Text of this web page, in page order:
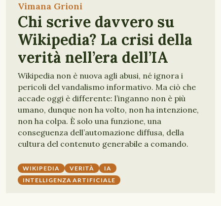
Vimana Grioni
Chi scrive davvero su
Wikipedia? La crisi della
verità nell’era dell’IA
Wikipedia non è nuova agli abusi, né ignora i
pericoli del vandalismo informativo. Ma ciò che
accade oggi è differente: l’inganno non è più
umano, dunque non ha volto, non ha intenzione,
non ha colpa. È solo una funzione, una
conseguenza dell’automazione diffusa, della
cultura del contenuto generabile a comando.
WIKIPEDIA VERITÀ
IA
INTELLIGENZA ARTIFICIALE